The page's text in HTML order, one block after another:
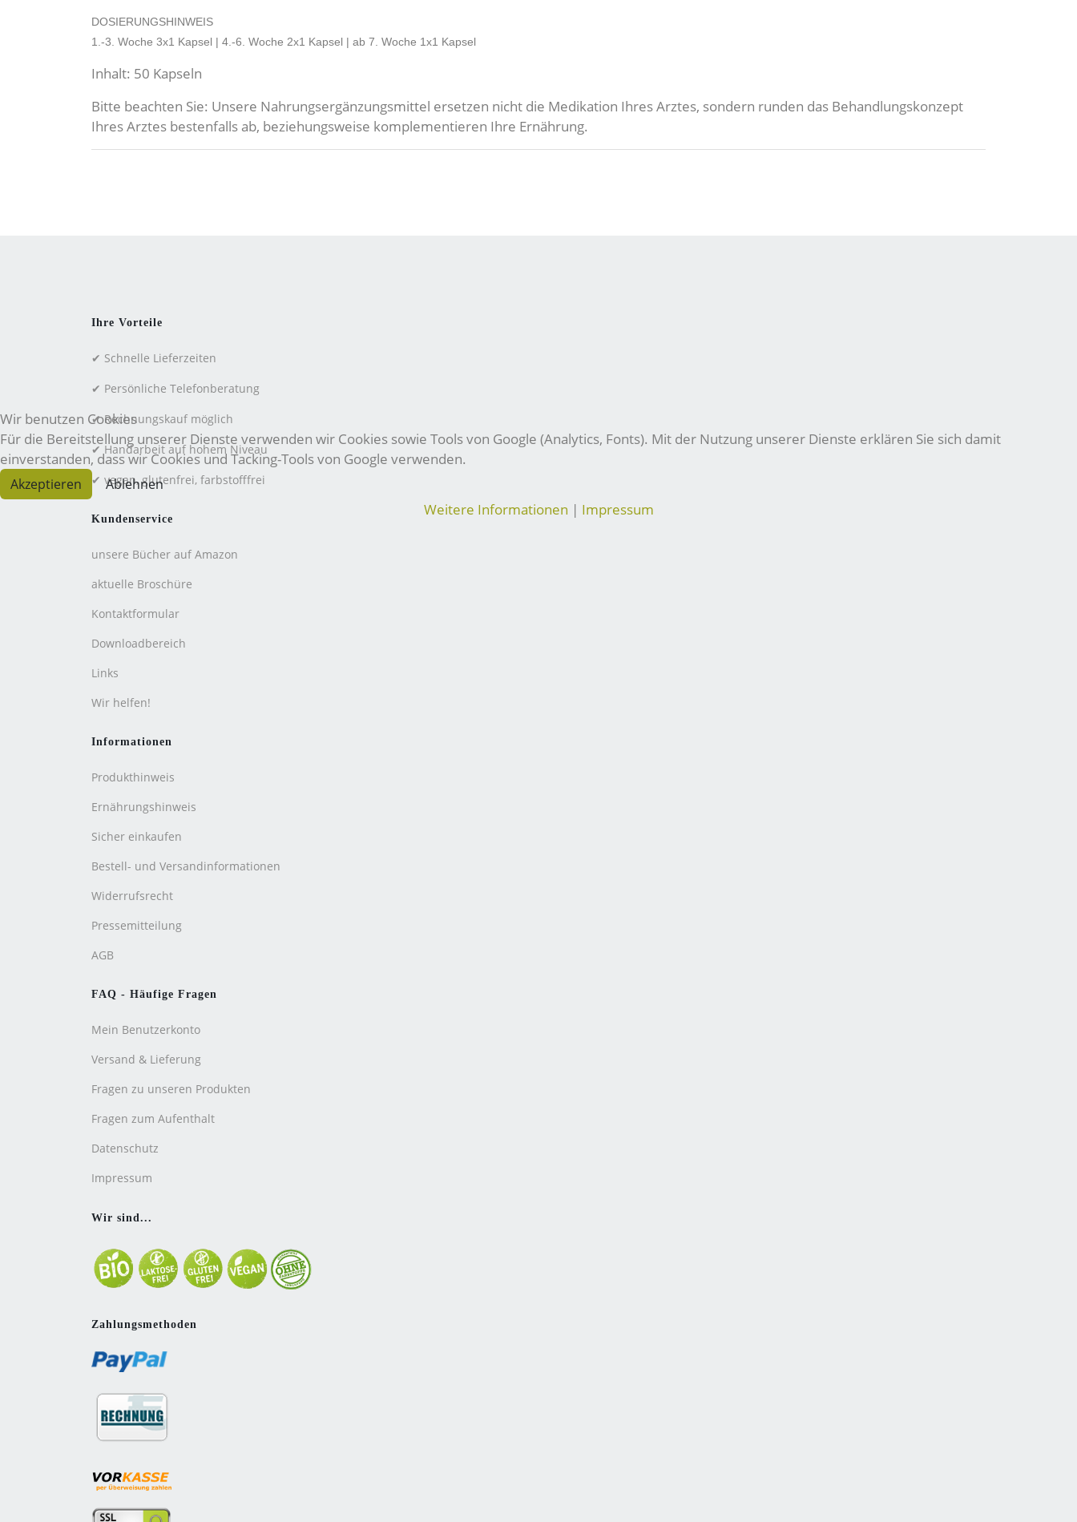
DOSIERUNGSHINWEIS
1.-3. Woche 3x1 Kapsel | 4.-6. Woche 2x1 Kapsel | ab 7. Woche 1x1 Kapsel
Inhalt: 50 Kapseln
Bitte beachten Sie: Unsere Nahrungsergänzungsmittel ersetzen nicht die Medikation Ihres Arztes, sondern runden das Behandlungskonzept
Ihres Arztes bestenfalls ab, beziehungsweise komplementieren Ihre Ernährung.
Ihre Vorteile
✔ Schnelle Lieferzeiten
✔ Persönliche Telefonberatung
✔ Rechnungskauf möglich
✔ Handarbeit auf hohem Niveau
✔ vegan, glutenfrei, farbstofffrei
Kundenservice
unsere Bücher auf Amazon
aktuelle Broschüre
Kontaktformular
Downloadbereich
Links
Wir helfen!
Informationen
Produkthinweis
Ernährungshinweis
Sicher einkaufen
Bestell- und Versandinformationen
Widerrufsrecht
Pressemitteilung
AGB
FAQ - Häufige Fragen
Mein Benutzerkonto
Versand & Lieferung
Fragen zu unseren Produkten
Fragen zum Aufenthalt
Datenschutz
Impressum
Wir sind...
Zahlungsmethoden
Wir benutzen Cookies
Für die Bereitstellung unserer Dienste verwenden wir Cookies sowie Tools von Google (Analytics, Fonts). Mit der Nutzung unserer Dienste erklären Sie sich damit
einverstanden, dass wir Cookies und Tacking-Tools von Google verwenden.
Akzeptieren Ablehnen
Weitere Informationen | Impressum